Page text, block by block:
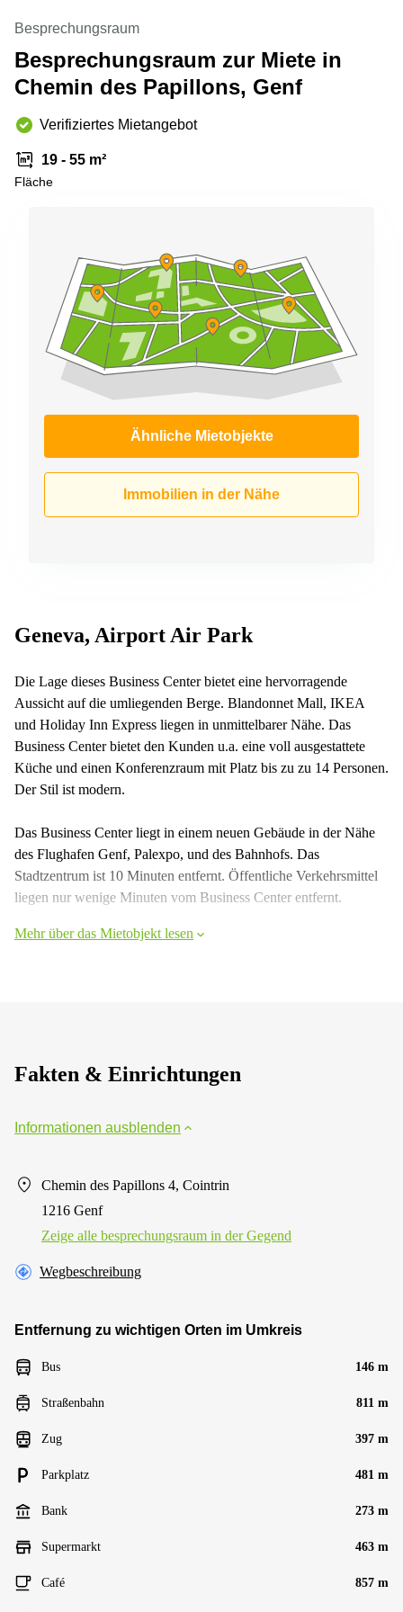
Büro
mieten
Luzern
Center
Zürich
Business
Center
29 Basel
Zugerstrasse
32 Baar
13 Wil
4 Luzern
Besprechungsraum
Besprechungsraum zur Miete in
Chemin des Papillons, Genf
Verifiziertes Mietangebot
19 - 55 m²
Fläche
Ähnliche Mietobjekte
Immobilien in der Nähe
Geneva, Airport Air Park
Die Lage dieses Business Center bietet eine hervorragende
Aussicht auf die umliegenden Berge. Blandonnet Mall, IKEA
und Holiday Inn Express liegen in unmittelbarer Nähe. Das
Business Center bietet den Kunden u.a. eine voll ausgestattete
Küche und einen Konferenzraum mit Platz bis zu zu 14 Personen.
Der Stil ist modern.
Das Business Center liegt in einem neuen Gebäude in der Nähe
des Flughafen Genf, Palexpo, und des Bahnhofs. Das
Stadtzentrum ist 10 Minuten entfernt. Öffentliche Verkehrsmittel
liegen nur wenige Minuten vom Business Center entfernt.
Mehr über das Mietobjekt lesen
Fakten & Einrichtungen
Informationen ausblenden
Chemin des Papillons 4, Cointrin
1216 Genf
Zeige alle besprechungsraum in der Gegend
Wegbeschreibung
Entfernung zu wichtigen Orten im Umkreis
Bus 146 m
Straßenbahn 811 m
Zug 397 m
Parkplatz 481 m
Bank 273 m
Supermarkt 463 m
Café 857 m